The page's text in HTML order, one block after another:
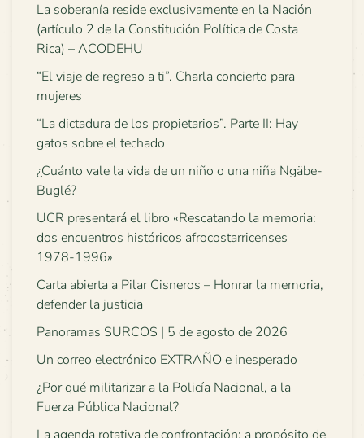
La soberanía reside exclusivamente en la Nación
(artículo 2 de la Constitución Política de Costa
Rica) – ACODEHU
“El viaje de regreso a ti”. Charla concierto para
mujeres
“La dictadura de los propietarios”. Parte II: Hay
gatos sobre el techado
¿Cuánto vale la vida de un niño o una niña Ngäbe-
Buglé?
UCR presentará el libro «Rescatando la memoria:
dos encuentros históricos afrocostarricenses
1978-1996»
Carta abierta a Pilar Cisneros – Honrar la memoria,
defender la justicia
Panoramas SURCOS | 5 de agosto de 2026
Un correo electrónico EXTRAÑO e inesperado
¿Por qué militarizar a la Policía Nacional, a la
Fuerza Pública Nacional?